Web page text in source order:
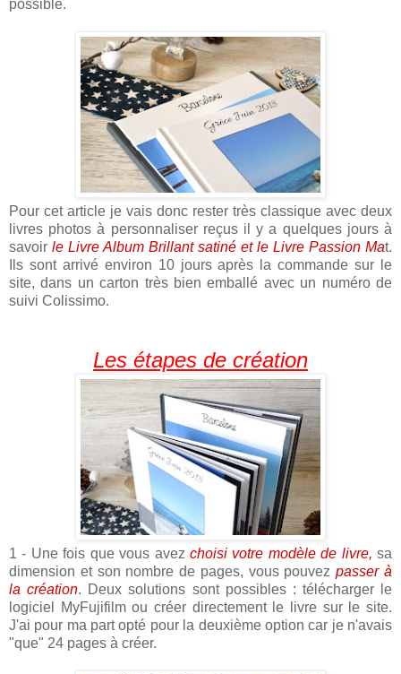
possible.
Pour cet article je vais donc rester très classique avec deux
livres photos à personnaliser reçus il y a quelques jours à
savoir le Livre Album Brillant satiné et le Livre Passion Mat.
Ils sont arrivé environ 10 jours après la commande sur le
site, dans un carton très bien emballé avec un numéro de
suivi Colissimo.
Les étapes de création
1 - Une fois que vous avez choisi votre modèle de livre, sa
dimension et son nombre de pages, vous pouvez passer à
la création. Deux solutions sont possibles : télécharger le
logiciel MyFujifilm ou créer directement le livre sur le site.
J'ai pour ma part opté pour la deuxième option car je n'avais
"que" 24 pages à créer.